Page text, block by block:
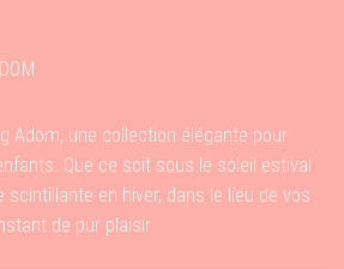
Adom, une collection élégante pour
Que ce soit sous le soleil estival
scintillante en hiver, dans le lieu de vos
de pur plaisir.